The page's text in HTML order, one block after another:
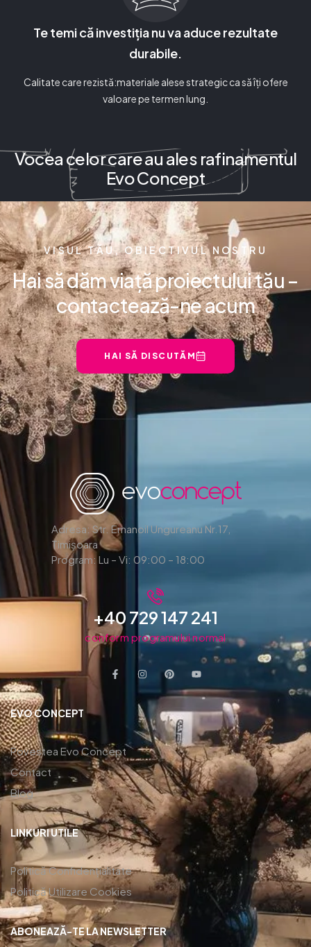
Te temi că investiția nu va aduce rezultate
durabile.
Calitate care rezistă:materiale alese strategic ca să îți ofere
valoare pe termen lung.
Vocea celor care au ales rafinamentul
Evo Concept
VISUL TĂU, OBIECTIVUL NOSTRU
Hai să dăm viață proiectului tău –
contactează-ne acum
HAI SĂ DISCUTĂM
Adresa: Str. Emanoil Ungureanu Nr.17,
Timișoara
Program: Lu – Vi: 09:00 – 18:00
+40 729 147 241
conform programului normal
EVO CONCEPT
Povestea Evo Concept
Contact
Blog
LINKURI UTILE
Politică Confidențialitate
Politică Utilizare Cookies
ABONEAZĂ-TE LA NEWSLETTER